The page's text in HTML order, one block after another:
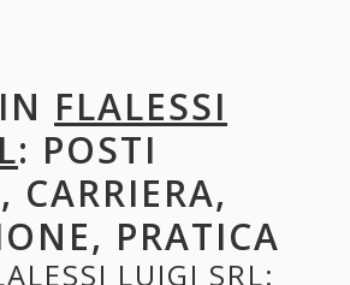
FLALESSI
: POSTI
CARRIERA,
PRATICA
LUIGI SRL: